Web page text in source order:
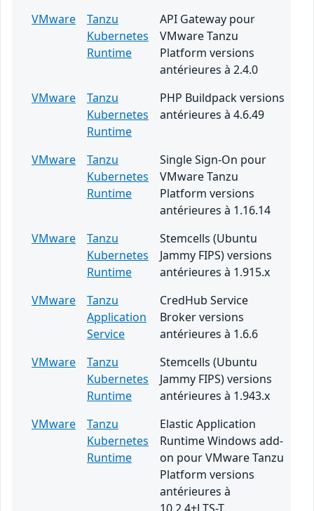
VMware
Tanzu
Kubernetes
Runtime
API Gateway pour
VMware Tanzu
Platform versions
antérieures à 2.4.0
VMware
Tanzu
Kubernetes
Runtime
PHP Buildpack versions
antérieures à 4.6.49
VMware
Tanzu
Kubernetes
Runtime
Single Sign-On pour
VMware Tanzu
Platform versions
antérieures à 1.16.14
VMware
Tanzu
Kubernetes
Runtime
Stemcells (Ubuntu
Jammy FIPS) versions
antérieures à 1.915.x
VMware
Tanzu
Application
Service
CredHub Service
Broker versions
antérieures à 1.6.6
VMware
Tanzu
Kubernetes
Runtime
Stemcells (Ubuntu
Jammy FIPS) versions
antérieures à 1.943.x
VMware
Tanzu
Kubernetes
Runtime
Elastic Application
Runtime Windows add-
on pour VMware Tanzu
Platform versions
antérieures à